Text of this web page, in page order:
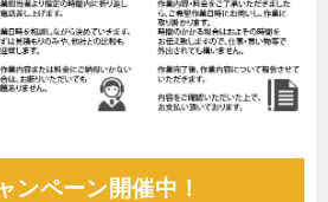
ンペーン開催中！